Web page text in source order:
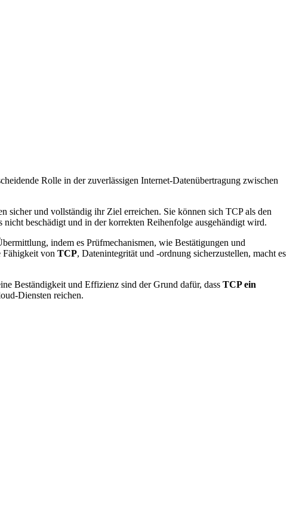
Rolle in der zuverlässigen Internet-Datenübertragung zwischen
sicher und vollständig ihr Ziel erreichen. Sie können sich TCP als den
nicht beschädigt und in der korrekten Reihenfolge ausgehändigt wird.
indem es Prüfmechanismen, wie Bestätigungen und
Fähigkeit von TCP, Datenintegrität und -ordnung sicherzustellen, macht es
Beständigkeit und Effizienz sind der Grund dafür, dass TCP ein
Diensten reichen.